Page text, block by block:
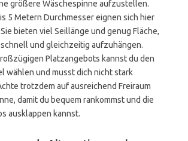
größere Wäschespinne aufzustellen.
5 Metern Durchmesser eignen sich hier
bieten viel Seillänge und genug Fläche,
und gleichzeitig aufzuhängen.
Platzangebots kannst du den
wählen und musst dich nicht stark
trotzdem auf ausreichend Freiraum
damit du bequem rankommst und die
ausklappen kannst.